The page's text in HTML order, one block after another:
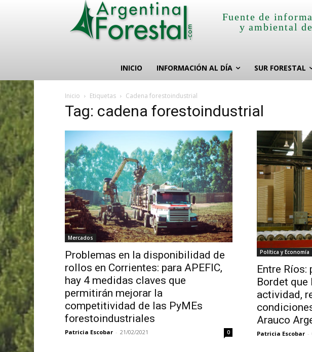
Fuente de
y ambiental
INICIO INFORMACIÓN AL DÍA SUR FORESTAL
Inicio Etiquetas Cadena forestoindustrial
Tag: cadena forestoindustrial
Mercados
Problemas en la disponibilidad de
rollos en Corrientes: para APEFIC,
hay 4 medidas claves que
permitirán mejorar la
competitividad de las PyMEs
forestoindustriales
Patricia Escobar - 21/02/2021 0
Política y Economía
Entre Ríos:
Bordet que
actividad,
Arauco
Patricia Escobar -